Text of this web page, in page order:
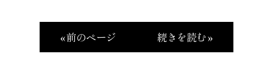
« 前のページ 続きを読む »